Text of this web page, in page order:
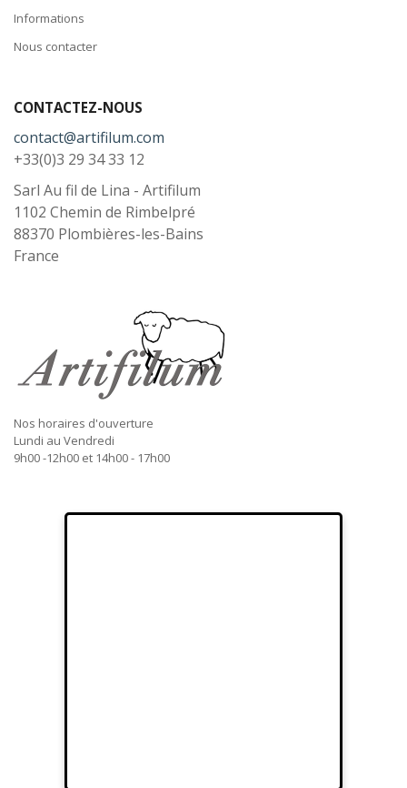
Informations
Nous contacter
CONTACTEZ-NOUS
contact@artifilum.com
+33(0)3 29 34 33 12
Sarl Au fil de Lina - Artifilum
1102 Chemin de Rimbelpré
88370 Plombières-les-Bains
France
Nos horaires d'ouverture
Lundi au Vendredi
9h00 -12h00 et 14h00 - 17h00